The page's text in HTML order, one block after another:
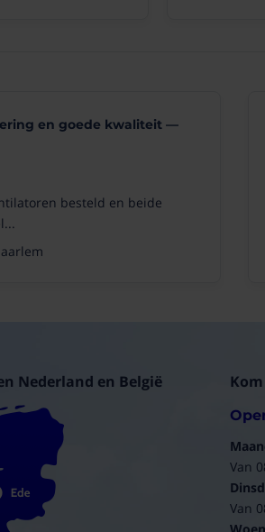
en goede kwaliteit —
besteld en beide
Nederland en België
Van
Van